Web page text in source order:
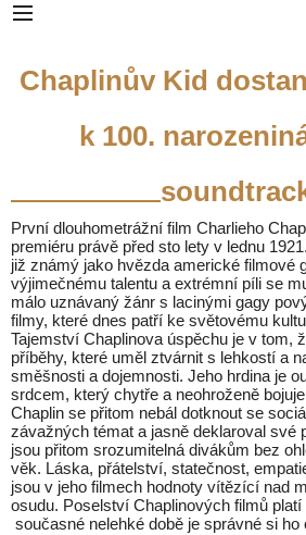
Chaplinův Kid
k 100.
První dlouhometrážní film Charlieho
premiéru právě před sto lety v lednu
již známý jako hvězda americké filmové
výjimečnému talentu a extrémní píli se
málo uznávaný žánr s lacinými gagy
filmy, které dnes patří ke světovému
Tajemství Chaplinova úspěchu je v tom,
příběhy, které uměl ztvárnit s lehkostí a
směšnosti a dojemnosti. Jeho hrdina je
srdcem, který chytře a neohroženě
Chaplin se přitom nebál dotknout se
závažných témat a jasně deklaroval své
jsou přitom srozumitelná divákům bez
věk. Láska, přátelství, statečnost,
jsou v jeho filmech hodnoty vítězící nad
osudu. Poselství Chaplinových filmů platí
současné nelehké době je správné si